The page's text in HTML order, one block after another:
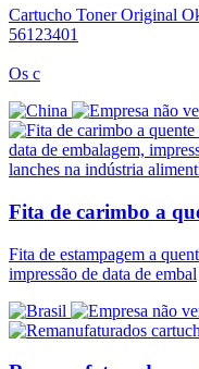
Cartucho Toner Original
56123401
Os c
Fita de carimbo a
Fita de estampagem a
impressão de data de embal